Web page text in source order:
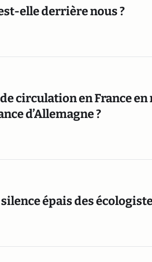
elle derrière nous ?
circulation en France en
d’Allemagne ?
épais des